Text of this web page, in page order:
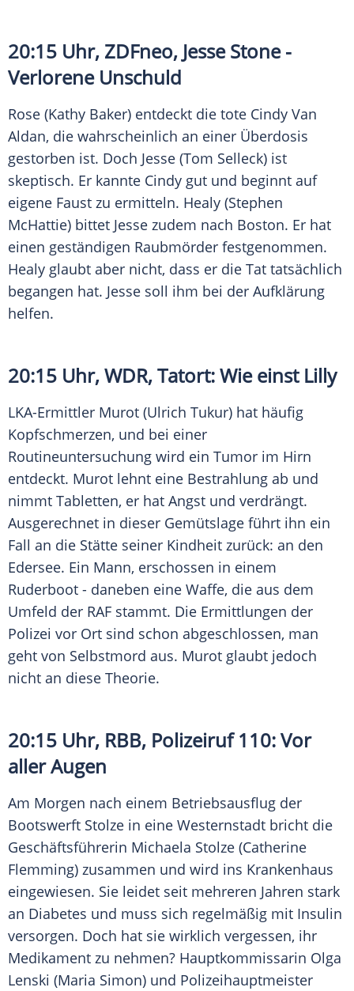
20:15 Uhr, ZDFneo, Jesse Stone-
Verlorene Unschuld
Rose (Kathy Baker) entdeckt die tote Cindy Van
Aldan, die wahrscheinlich an einer Überdosis
gestorben ist. Doch Jesse (Tom Selleck) ist
skeptisch. Er kannte Cindy gut und beginnt auf
eigene Faust zu ermitteln. Healy (Stephen
McHattie) bittet Jesse zudem nach Boston. Er hat
einen geständigen Raubmörder festgenommen.
Healy glaubt aber nicht, dass er die Tat tatsächlich
begangen hat. Jesse soll ihm bei der Aufklärung
helfen.
20:15 Uhr,WDR,Tatort: Wie einst Lilly
LKA-Ermittler Murot (Ulrich Tukur) hat häufig
Kopfschmerzen, und bei einer
Routineuntersuchung wird ein Tumor im Hirn
entdeckt. Murot lehnt eine Bestrahlung ab und
nimmt Tabletten, er hat Angst und verdrängt.
Ausgerechnet in dieser Gemütslage führt ihn ein
Fall an die Stätte seiner Kindheit zurück: an den
Edersee. Ein Mann, erschossen in einem
Ruderboot - daneben eine Waffe, die aus dem
Umfeld der RAF stammt. Die Ermittlungen der
Polizei vor Ort sind schon abgeschlossen, man
geht von Selbstmord aus. Murot glaubt jedoch
nicht an diese Theorie.
20:15 Uhr, RBB, Polizeiruf 110: Vor
aller Augen
Am Morgen nach einem Betriebsausflug der
Bootswerft Stolze in eine Westernstadt bricht die
Geschäftsführerin Michaela Stolze (Catherine
Flemming) zusammen und wird ins Krankenhaus
eingewiesen. Sie leidet seit mehreren Jahren stark
an Diabetes und muss sich regelmäßig mit Insulin
versorgen. Doch hat sie wirklich vergessen, ihr
Medikament zu nehmen? Hauptkommissarin Olga
Lenski (Maria Simon) und Polizeihauptmeister